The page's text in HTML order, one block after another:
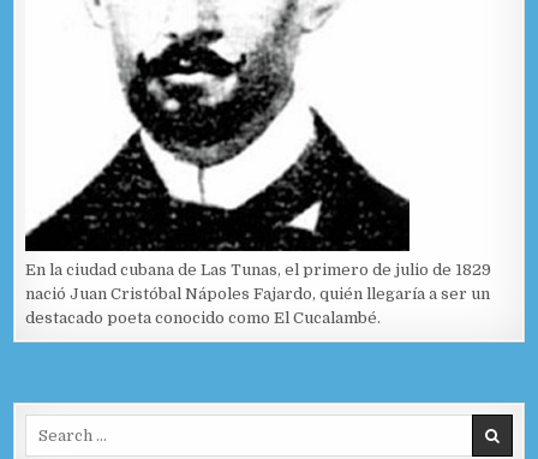
En la ciudad cubana de Las Tunas, el primero de julio de 1829
nació Juan Cristóbal Nápoles Fajardo, quién llegaría a ser un
destacado poeta conocido como El Cucalambé.
Search for: